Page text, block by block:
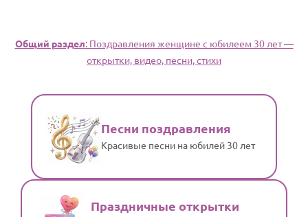
Общий раздел: Поздравления женщине с юбилеем 30 лет —
открытки, видео, песни, стихи
Песни поздравления
Красивые песни на юбилей 30 лет
Праздничные открытки